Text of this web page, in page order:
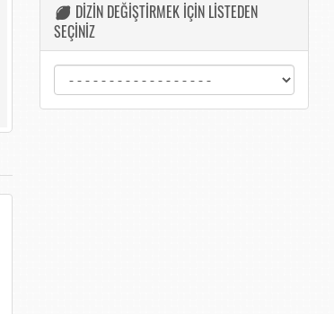
DİZİN DEĞİŞTİRMEK İÇİN LİSTEDEN
SEÇİNİZ